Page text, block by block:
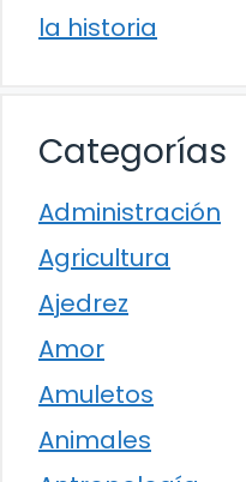
la historia
Categorías
Administración
Agricultura
Ajedrez
Amor
Amuletos
Animales